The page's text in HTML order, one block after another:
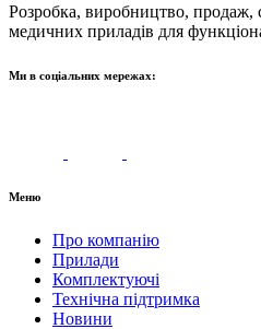
Розробка, виробництво, продаж,
медичних приладів для
Ми в соціальних мережах:
Меню
Про компанію
Прилади
Комплектуючі
Технічна підтримка
Новини